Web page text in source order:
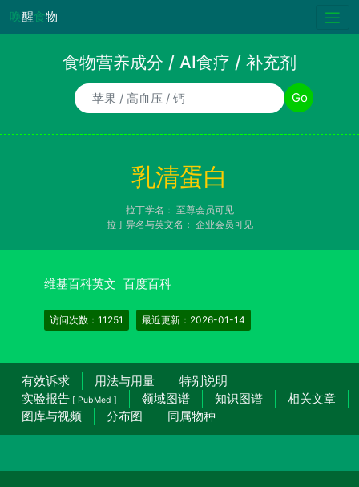
唤醒食物
食物营养成分 / AI食疗 / 补充剂
食物/AI食疗诉求/补充剂名称 Go
乳清蛋白
拉丁学名： 至尊会员可见
拉丁异名与英文名： 企业会员可见
维基百科英文 百度百科
访问次数：11251 最近更新：2026-01-14
有效诉求 用法与用量
特别说明
实验报告 [ PubMed ] 领域图谱 知识图谱
相关文章
图库与视频
分布图 同属物种